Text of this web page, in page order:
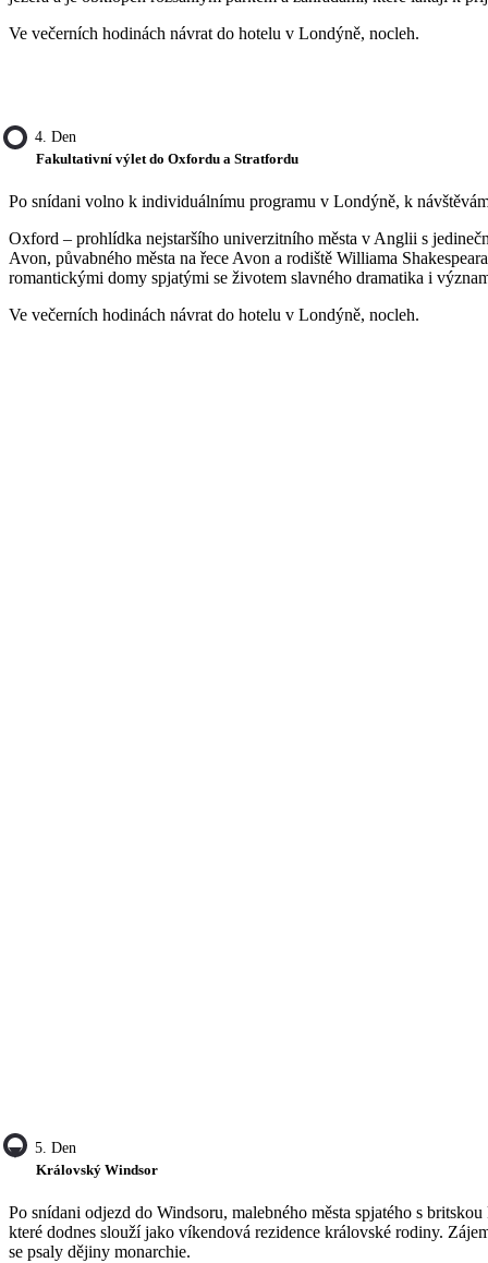
Ve večerních hodinách návrat do hotelu v Londýně, nocleh.
4. Den
Fakultativní výlet do Oxfordu a Stratfordu
Po snídani volno k individuálnímu programu v Londýně, k
Oxford – prohlídka nejstaršího univerzitního města v Anglii s
Avon, půvabného města na řece Avon a rodiště Williama
romantickými domy spjatými se životem slavného dramatika i
Ve večerních hodinách návrat do hotelu v Londýně, nocleh.
5. Den
Královský Windsor
Po snídani odjezd do Windsoru, malebného města spjatého s
které dodnes slouží jako víkendová rezidence královské rodiny.
se psaly dějiny monarchie.